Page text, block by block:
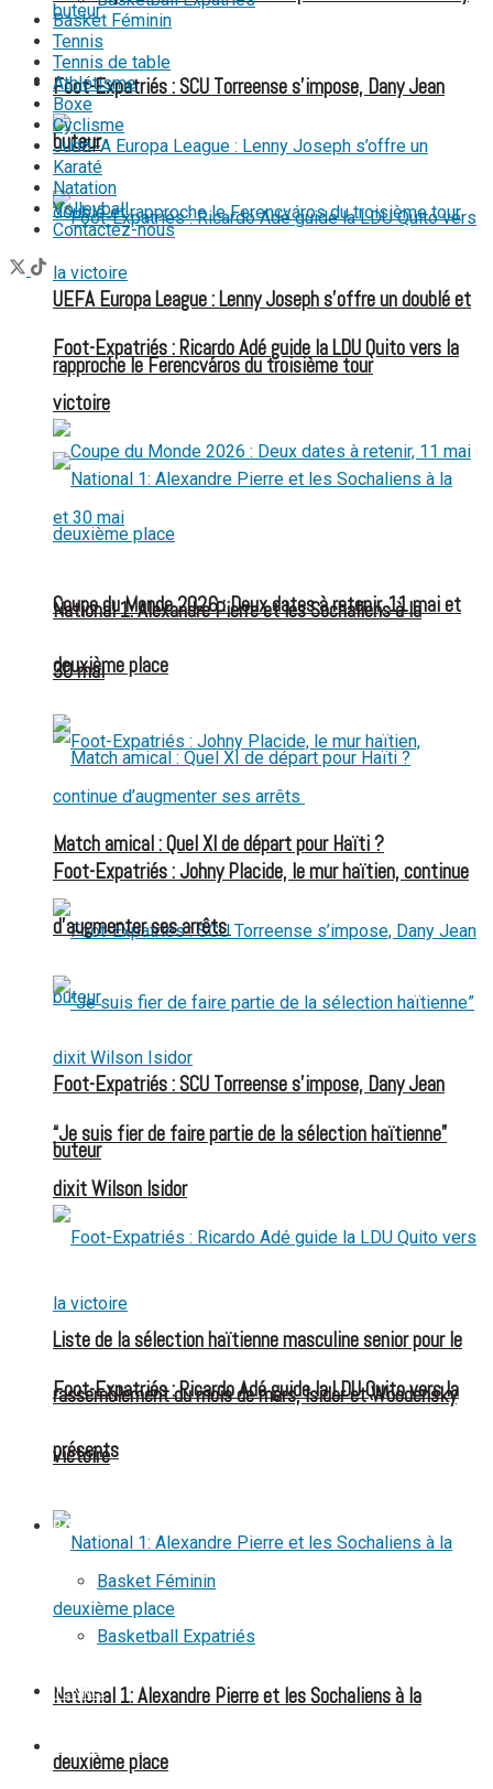
FOOT EXPATRIÉS
UEFA Europa League : Lenny Joseph s’offre un doublé et
rapproche le Ferencváros du troisième tour
Coupe du Monde 2026 : Deux dates à retenir, 11 mai et
30 mai
Match amical : Quel XI de départ pour Haïti ?
Foot-Expatriés : SCU Torreense s’impose, Dany Jean
buteur
Foot-Expatriés : Ricardo Adé guide la LDU Quito vers la
victoire
National 1: Alexandre Pierre et les Sochaliens à la
deuxième place
Foot-Expatriés : SCU Torreense s’impose, Dany Jean
buteur
Foot-Expatriés : Ricardo Adé guide la LDU Quito vers la
victoire
National 1: Alexandre Pierre et les Sochaliens à la
deuxième place
Foot-Expatriés : Johny Placide, le mur haïtien, continue
d’augmenter ses arrêts
“Je suis fier de faire partie de la sélection haïtienne”
dixit Wilson Isidor
Liste de la sélection haïtienne masculine senior pour le
rassemblement du mois de mars, Isidor et Woodensky
présents
BASKETBALL
Basket Féminin
Basketball Expatriés
TENNIS
Basket Féminin
Tennis
Tennis de table
Athlétisme
Boxe
Cyclisme
Judo
Karaté
Natation
Volleyball
Contactez-nous